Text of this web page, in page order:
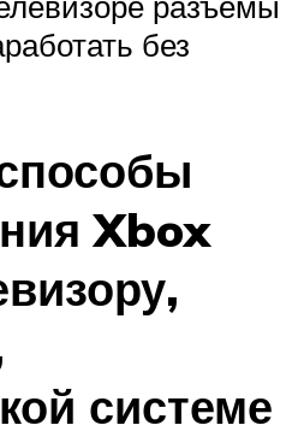
без
Xbox
системе